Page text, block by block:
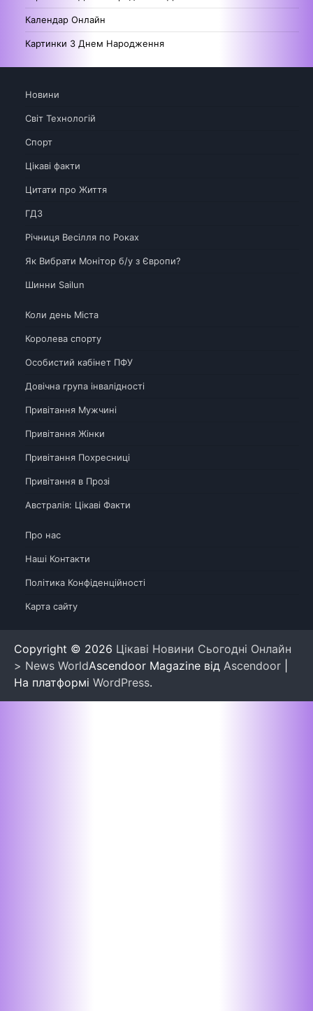
Календар Онлайн
Картинки З Днем Народження
Новини
Світ Технологій
Спорт
Цікаві факти
Цитати про Життя
ГДЗ
Річниця Весілля по Роках
Як Вибрати Монітор б/у з Європи?
Шинни Sailun
Коли день Міста
Королева спорту
Особистий кабінет ПФУ
Довічна група інвалідності
Привітання Мужчині
Привітання Жінки
Привітання Похресниці
Привітання в Прозі
Австралія: Цікаві Факти
Про нас
Наші Контакти
Політика Конфіденційності
Карта сайту
Copyright © 2026 Цікаві Новини Сьогодні Онлайн
> News WorldAscendoor Magazine від Ascendoor
На платформі WordPress.